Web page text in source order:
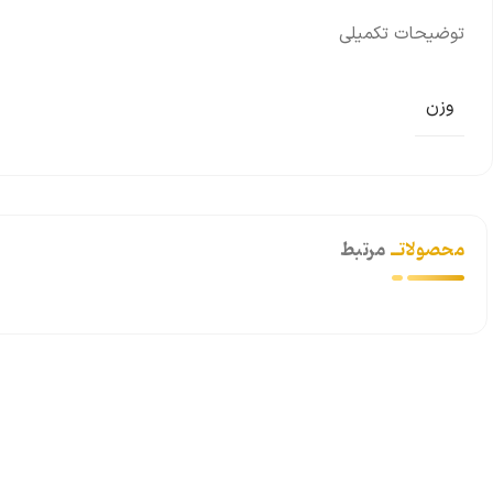
توضیحات تکمیلی
وزن
محصولاتــمرتبط